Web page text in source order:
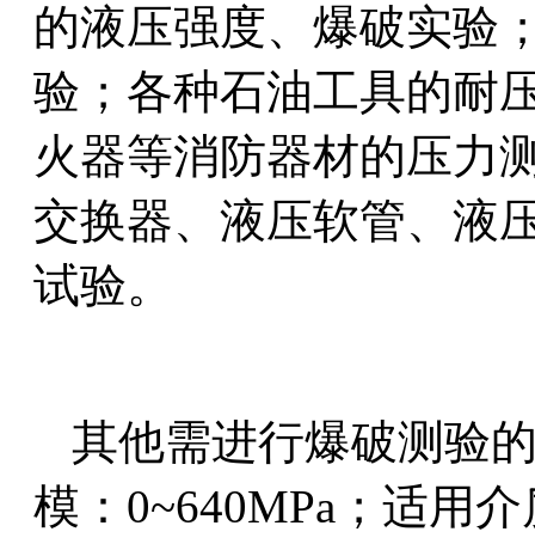
的液压强度、爆破实验
验；各种石油工具的耐
火器等消防器材的压力
交换器、液压软管、液
试验。
其他需进行爆破测验
模：0~640MPa；适用